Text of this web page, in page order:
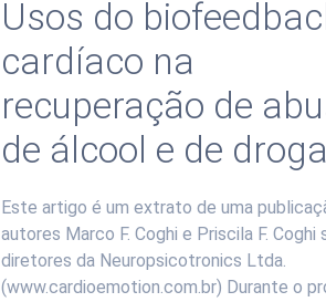
Usos do
cardíaco na
recuperação de
de álcool e de
Este artigo é um extrato de uma
autores Marco F. Coghi e Priscila F. Coghi
diretores da Neuropsicotronics Ltda.
(www.cardioemotion.com.br) Durante o